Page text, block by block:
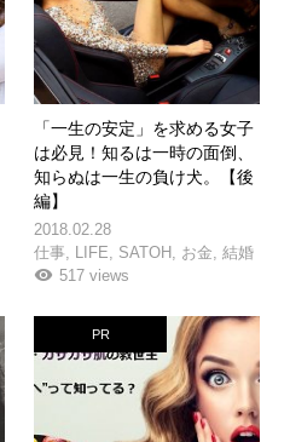
「一生の安定」を求める女子
は必見！知るは一時の面倒、
知らぬは一生の負け犬。【後
編】
2018.02.28
仕事
LIFE SATOH お金 ,結婚
517 views
PR